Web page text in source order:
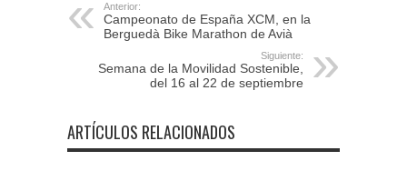
Anterior:
Campeonato de España XCM, en la
Berguedà Bike Marathon de Avià
Siguiente:
Semana de la Movilidad Sostenible,
del 16 al 22 de septiembre
ARTÍCULOS RELACIONADOS